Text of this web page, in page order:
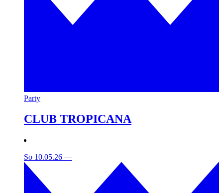
Party
CLUB TROPICANA
So 10.05.26 —